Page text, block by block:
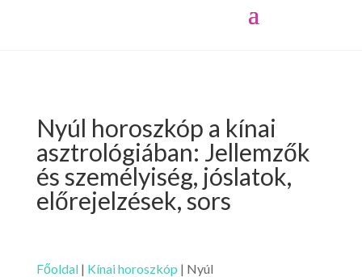
Nyúl horoszkóp a kínai
asztrológiában: Jellemzők
és személyiség, jóslatok,
előrejelzések, sors
Főoldal| Kínai horoszkóp | Nyúl